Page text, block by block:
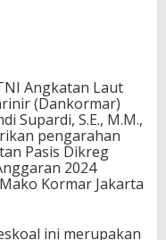
Angkatan Laut
(Dankormar)
Supardi, S.E., M.M.,
pengarahan
Pasis Dikreg
2024
Kormar Jakarta
ini merupakan